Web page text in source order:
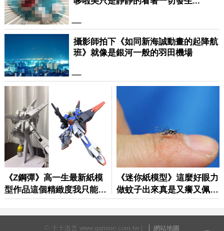
© 卡卡洛普 www.gamme.com.tw | 網站地圖